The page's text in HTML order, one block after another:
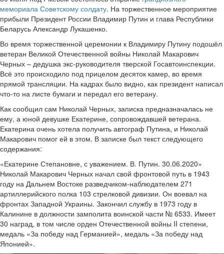
мемориала Советскому солдату. На торжественное мероприятие
прибыли Президент России Владимир Путин и глава Республики
Беларусь Александр Лукашенко.
Во время торжественной церемонии к Владимиру Путину подошёл
ветеран Великой Отечественной войны Николай Макарович
Черных – дедушка экс-руководителя тверской Госавтоинспекции.
Всё это происходило под прицелом десяток камер, во время
прямой трансляции. На кадрах было видно, как президент написал
что-то на листе бумаги и передал его ветерану.
Как сообщил сам Николай Черных, записка предназначалась не
ему, а юной девушке Екатерине, сопровождавшей ветерана.
Екатерина очень хотела получить автограф Путина, и Николай
Макарович помог ей в этом. В записке был текст следующего
содержания:
«Екатерине Степановне, с уважением. В. Путин. 30.06.2020»
Николай Макарович Черных начал свой фронтовой путь в 1943
году на Дальнем Востоке разведчиком-наблюдателем 271
артиллерийского полка 103 стрелковой дивизии. Он воевал на
фронтах Западной Украины. Закончил службу в 1973 году в
Калинине в должности замполита воинской части № 6533. Имеет
30 наград, в том числе орден Отечественной войны II степени,
медаль «За победу над Германией», медаль «За победу над
Японией».